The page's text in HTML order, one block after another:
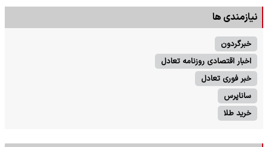
نیازمندی ها
خبرگردون
اخبار اقتصادی روزنامه تعادل
خبر فوری تعادل
ساناپرس
خرید طلا